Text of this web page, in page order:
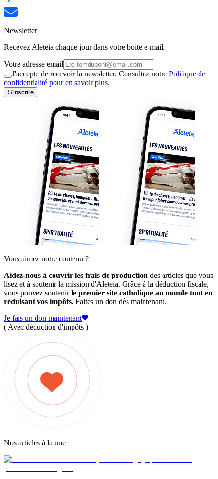
Newsletter
Recevez Aleteia chaque jour dans votre boite e-mail.
Votre adresse email
J'accepte de recevoir la newsletter. Consultez notre Politique de
confidentialité pour en savoir plus.
S'inscrire
Vous aimez notre contenu ?
Aidez-nous à couvrir les frais de production des articles que vous
lisez et à soutenir la mission d'Aleteia. Grâce à la déduction fiscale,
vous pouvez soutenirle premier site catholique au monde tout en
réduisant vos impôts. Faites un don dès maintenant.
Je fais un don maintenant
( Avec déduction d'impôts )
Nos articles à la une